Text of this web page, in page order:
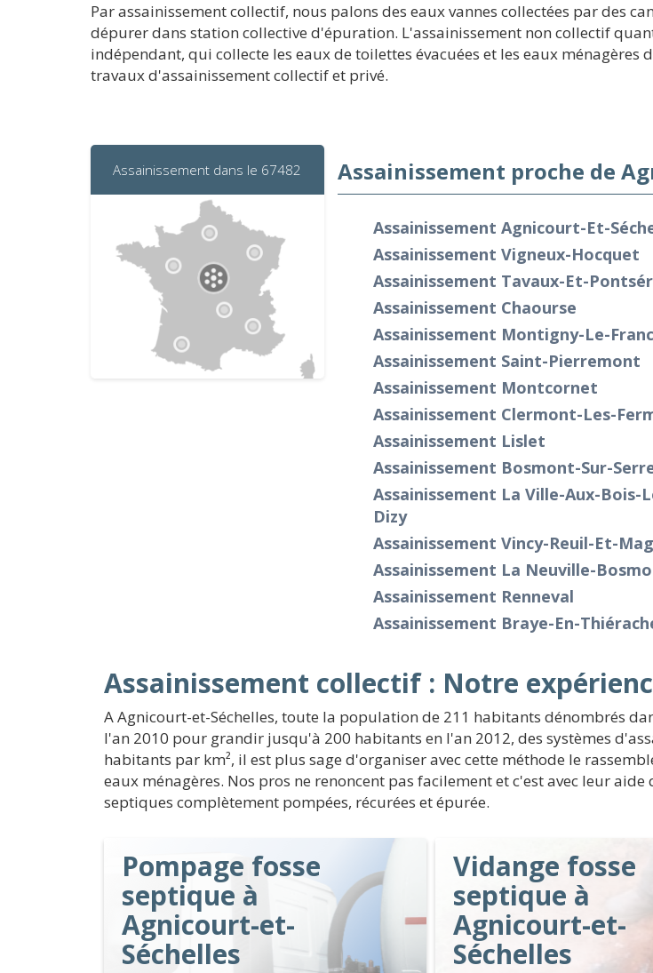
Par assainissement collectif, nous palons des eaux vannes collectées par des
dépurer dans station collective d'épuration. L'assainissement non collectif
indépendant, qui collecte les eaux de toilettes évacuées et les eaux
travaux d'assainissement collectif et privé.
Assainissement dans le 67482 Assainissement proche de
Assainissement Agnicourt-Et-
Assainissement Vigneux-Hocquet
Assainissement Tavaux-Et-
Assainissement Chaourse
Assainissement Montigny-Le-Franc
Assainissement Saint-Pierremont
Assainissement Montcornet
Assainissement Clermont-Les-
Assainissement Lislet
Assainissement Bosmont-Sur-
Assainissement La Ville-Aux-Bois-
Dizy
Assainissement Vincy-Reuil-Et-
Assainissement La Neuville-
Assainissement Renneval
Assainissement Braye-En-
Assainissement collectif : Notre
A Agnicourt-et-Séchelles, toute la population de 211 habitants dénombrés
l'an 2010 pour grandir jusqu'à 200 habitants en l'an 2012, des systèmes
habitants par km², il est plus sage d'organiser avec cette méthode le
eaux ménagères. Nos pros ne renoncent pas facilement et c'est avec leur
septiques complètement pompées, récurées et épurée.
Pompage fosse
septique à
Agnicourt-et-
Séchelles
Vidange fosse
septique à
Agnicourt-et-
Séchelles